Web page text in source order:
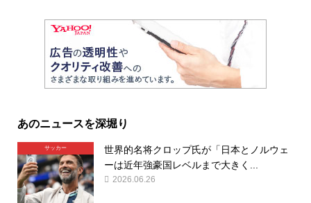
あのニュースを深堀り
サッカー
世界的名将クロップ氏が「日本とノルウェ
ーは近年強豪国レベルまで大きく...
2026.06.26